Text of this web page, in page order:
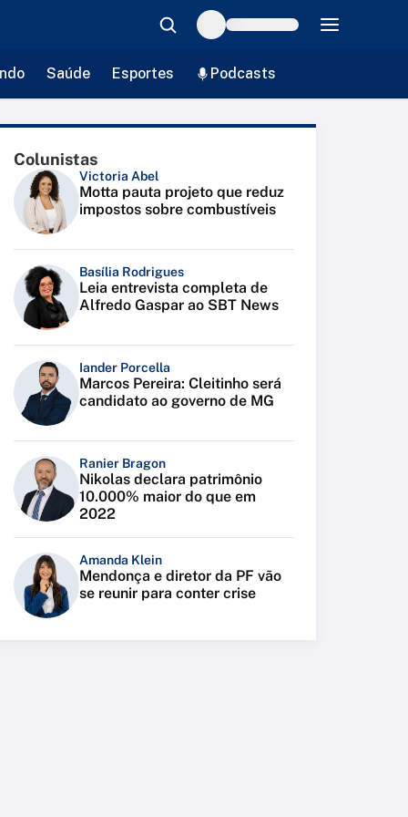
Saúde Esportes Podcasts
Colunistas
Victoria Abel
Motta pauta projeto que reduz
impostos sobre combustíveis
Basília Rodrigues
Leia entrevista completa de
Alfredo Gaspar ao SBT News
Iander Porcella
Marcos Pereira: Cleitinho será
candidato ao governo de MG
Ranier Bragon
Nikolas declara patrimônio
10.000% maior do que em
2022
Amanda Klein
Mendonça e diretor da PF vão
se reunir para conter crise